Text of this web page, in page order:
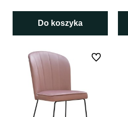
Do koszyka
Do ulubionych